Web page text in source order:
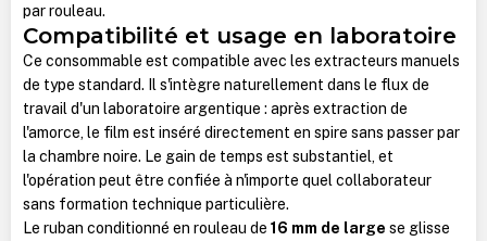
par rouleau.
Compatibilité et usage en laboratoire
Ce consommable est compatible avec les extracteurs manuels
de type standard. Il s'intègre naturellement dans le flux de
travail d'un laboratoire argentique : après extraction de
l'amorce, le film est inséré directement en spire sans passer par
la chambre noire. Le gain de temps est substantiel, et
l'opération peut être confiée à n'importe quel collaborateur
sans formation technique particulière.
Le ruban conditionné en rouleau de 16 mm de large se glisse